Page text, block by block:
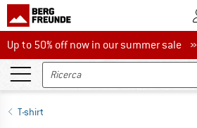
Up to 50% off now in our summer sale
Up to 50% off now in our summer sale »
T-shirt